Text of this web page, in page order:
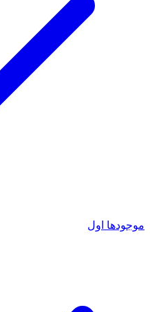
موجودها اول